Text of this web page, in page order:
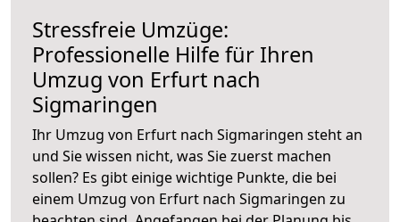
Stressfreie Umzüge:
Professionelle Hilfe für Ihren
Umzug von Erfurt nach
Sigmaringen
Ihr Umzug von Erfurt nach Sigmaringen steht an
und Sie wissen nicht, was Sie zuerst machen
sollen? Es gibt einige wichtige Punkte, die bei
einem Umzug von Erfurt nach Sigmaringen zu